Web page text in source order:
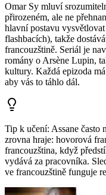
Omar Sy mluví
přirozeném, ale ne
hlavní postavu
flashbacích), takže
francouzštině. Seriál je
romány o Arsène Lupin,
kultury. Každá epizoda
aby vás to táhlo dál.
Tip k učení: Assane často
zrovna hraje: hovorová
francouzština, když
vydává za pracovníka.
ve francouzštině funguje